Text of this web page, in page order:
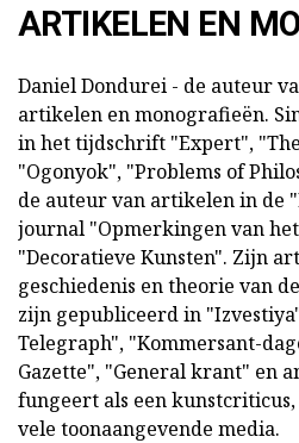
ARTIKELEN EN
Daniel Dondurei - de auteur
artikelen en monografieën.
in het tijdschrift "Expert",
"Ogonyok", "Problems of
de auteur van artikelen in de
journal "Opmerkingen van
"Decoratieve Kunsten". Zijn
geschiedenis en theorie van
zijn gepubliceerd in
Telegraph", "Kommersant-
Gazette", "General krant" en
fungeert als een
vele toonaangevende media.